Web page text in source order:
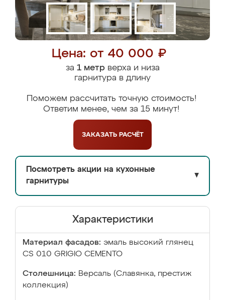
Цена: от 40 000 ₽
за 1 метрверха и низа
гарнитура в длину
Поможем рассчитать точную стоимость!
Ответим менее, чем за 15 минут!
ЗАКАЗАТЬ РАСЧЁТ
Посмотреть акции на кухонные
гарнитуры
▼
Характеристики
Материал фасадов: эмаль высокий глянец
CS 010 GRIGIO CEMENTO
Столешница: Версаль (Славянка, престиж
коллекция)